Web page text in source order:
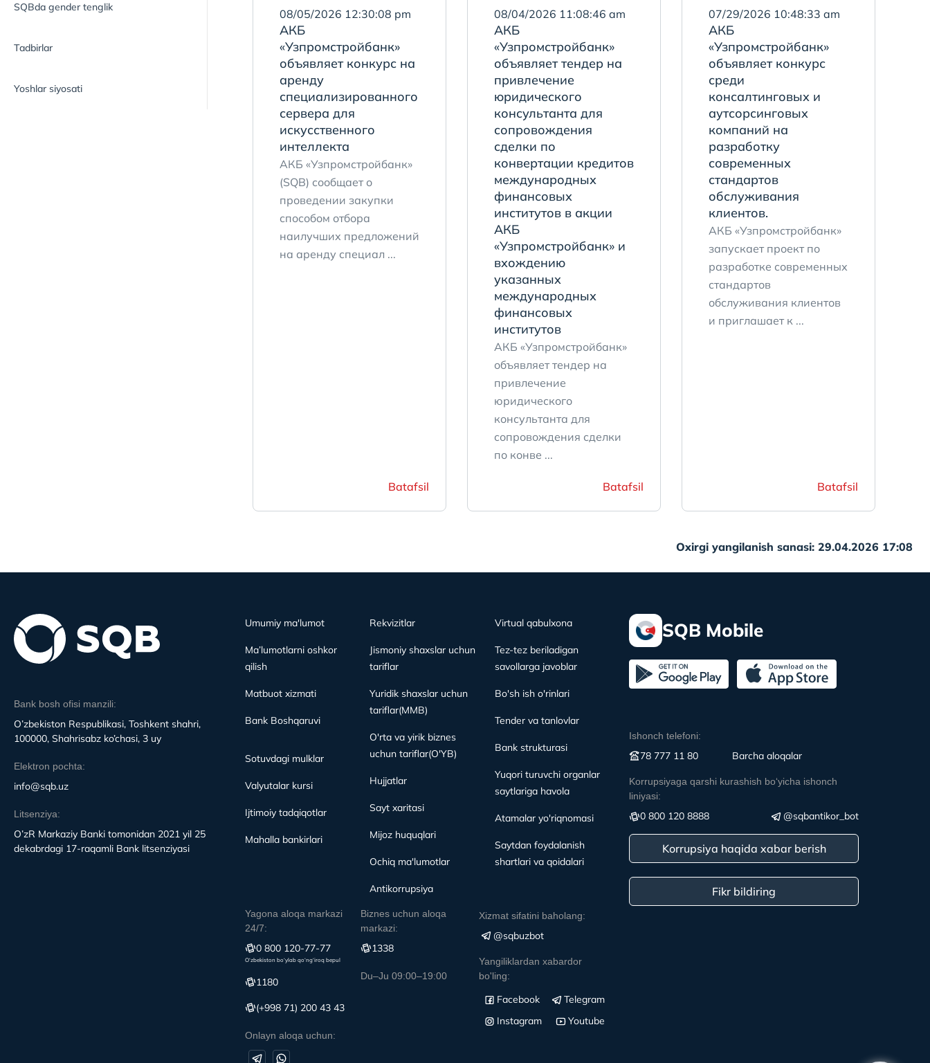
SQBda gender tenglik
Tadbirlar
Yoshlar siyosati
08/05/2026 12:30:08 pm
АКБ
«Узпромстройбанк»
объявляет конкурс на
аренду
специализированного
сервера для
искусственного
интеллекта
АКБ «Узпромстройбанк»
(SQB) сообщает о
проведении закупки
способом отбора
наилучших предложений
на аренду специал ...
Batafsil
08/04/2026 11:08:46 am
АКБ
«Узпромстройбанк»
объявляет тендер на
привлечение
юридического
консультанта для
сопровождения
сделки по
конвертации кредитов
международных
финансовых
институтов в акции
АКБ
«Узпромстройбанк» и
вхождению
указанных
международных
финансовых
институтов
АКБ «Узпромстройбанк»
объявляет тендер на
привлечение
юридического
консультанта для
сопровождения сделки
по конве ...
Batafsil
07/29/2026 10:48:33 am
АКБ
«Узпромстройбанк»
объявляет конкурс
среди
консалтинговых и
аутсорсинговых
компаний на
разработку
современных
стандартов
обслуживания
клиентов.
АКБ «Узпромстройбанк»
запускает проект по
разработке современных
стандартов
обслуживания клиентов
и приглашает к ...
Batafsil
Oxirgi yangilanish sanasi: 29.04.2026 17:08
Bank bosh ofisi manzili:
O’zbekiston Respublikasi, Toshkent shahri,
100000, Shahrisabz ko’chasi, 3 uy
Elektron pochta:
info@sqb.uz
Litsenziya:
O’zR Markaziy Banki tomonidan 2021 yil 25
dekabrdagi 17-raqamli Bank litsenziyasi
Umumiy ma'lumot
Ma’lumotlarni oshkor
qilish
Matbuot xizmati
Bank Boshqaruvi
Sotuvdagi mulklar
Valyutalar kursi
Ijtimoiy tadqiqotlar
Mahalla bankirlari
Rekvizitlar
Jismoniy shaxslar uchun
tariflar
Yuridik shaxslar uchun
tariflar(MMB)
O'rta va yirik biznes
uchun tariflar(O'YB)
Hujjatlar
Sayt xaritasi
Mijoz huquqlari
Ochiq ma'lumotlar
Antikorrupsiya
Virtual qabulxona
Tez-tez beriladigan
savollarga javoblar
Bo'sh ish o'rinlari
Tender va tanlovlar
Bank strukturasi
Yuqori turuvchi organlar
saytlariga havola
Atamalar yo'riqnomasi
Saytdan foydalanish
shartlari va qoidalari
Yagona aloqa markazi
24/7:
0 800 120-77-77
O‘zbekiston bo‘ylab qo‘ng‘iroq bepul
1180
(+998 71) 200 43 43
Onlayn aloqa uchun:
Biznes uchun aloqa
markazi:
1338
Du–Ju 09:00–19:00
Xizmat sifatini baholang:
@sqbuzbot
Yangiliklardan xabardor
bo'ling:
Facebook
Telegram
Instagram
Youtube
SQB Mobile
Ishonch telefoni:
78 777 11 80 Вarcha aloqalar
Korrupsiyaga qarshi kurashish boʻyicha ishonch
liniyasi:
0 800 120 8888 @sqbantikor_bot
Korrupsiya haqida xabar berish
Fikr bildiring